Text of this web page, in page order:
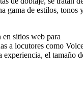
gama de estilos, tonos
en sitios web para
a locutores como
el tamaño